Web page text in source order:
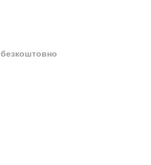
безкоштовно